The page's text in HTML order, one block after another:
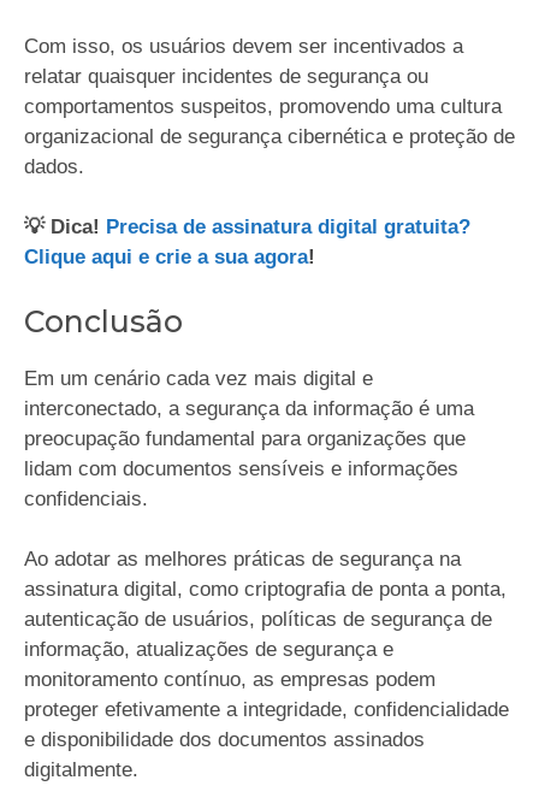
Com isso, os usuários devem ser incentivados a
relatar quaisquer incidentes de segurança ou
comportamentos suspeitos, promovendo uma cultura
organizacional de segurança cibernética e proteção de
dados.
💡 Dica! Precisa de assinatura digital gratuita?
Clique aqui e crie a sua agora!
Conclusão
Em um cenário cada vez mais digital e
interconectado, a segurança da informação é uma
preocupação fundamental para organizações que
lidam com documentos sensíveis e informações
confidenciais.
Ao adotar as melhores práticas de segurança na
assinatura digital, como criptografia de ponta a ponta,
autenticação de usuários, políticas de segurança de
informação, atualizações de segurança e
monitoramento contínuo, as empresas podem
proteger efetivamente a integridade, confidencialidade
e disponibilidade dos documentos assinados
digitalmente.